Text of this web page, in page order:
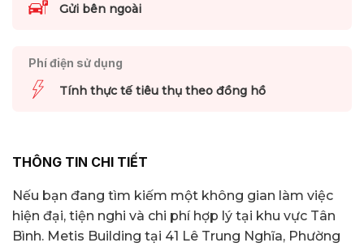
Gửi bên ngoài
Phí điện sử dụng
Tính thực tế tiêu thụ theo đồng hồ
THÔNG TIN CHI TIẾT
Nếu bạn đang tìm kiếm một không gian làm việc
hiện đại, tiện nghi và chi phí hợp lý tại khu vực Tân
Bình. Metis Building tại 41 Lê Trung Nghĩa, Phường